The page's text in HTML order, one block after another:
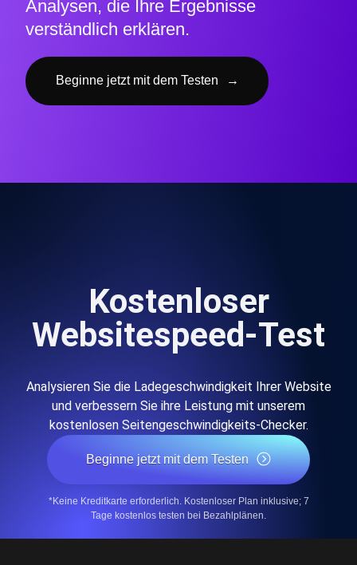
Analysen, die Ihre Ergebnisse
verständlich erklären.
Beginne jetzt mit dem Testen →
Kostenloser
Websitespeed-Test
Analysieren Sie die Ladegeschwindigkeit Ihrer Website
und verbessern Sie ihre Leistung mit unserem
kostenlosen Seitengeschwindigkeits-Checker.
Beginne jetzt mit dem Testen
*Keine Kreditkarte erforderlich. Kostenloser Plan inklusive; 7
Tage kostenlos testen bei Bezahlplänen.